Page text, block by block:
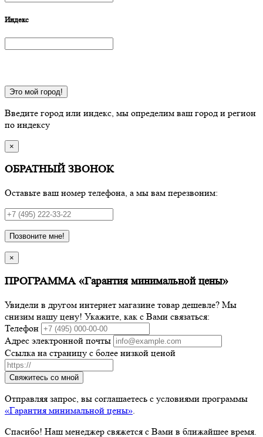
Индекс
Это мой город!
Введите город или индекс, мы определим ваш город и регион
по индексу
×
ОБРАТНЫЙ ЗВОНОК
Оставьте ваш номер телефона, а мы вам перезвоним:
Позвоните мне!
×
ПРОГРАММА «Гарантия минимальной цены»
Увидели в другом интернет магазине товар дешевле? Мы
снизим нашу цену! Укажите, как с Вами связаться:
Телефон
Адрес электронной почты
Ссылка на страницу с более низкой ценой
Свяжитесь со мной
Отправляя запрос, вы соглашаетесь с условиями программы
«Гарантия минимальной цены»
Спасибо! Наш менеджер свяжется с Вами в ближайшее время.